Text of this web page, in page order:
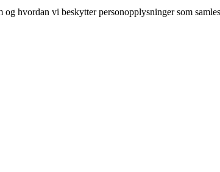
hvordan vi beskytter personopplysninger som